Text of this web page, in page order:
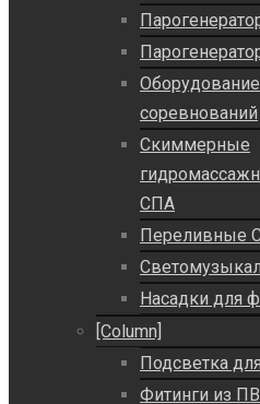
соревнований
Скиммерные
СПА
Переливные
Насадки для
[Column]
Подсветка
Фитинги из